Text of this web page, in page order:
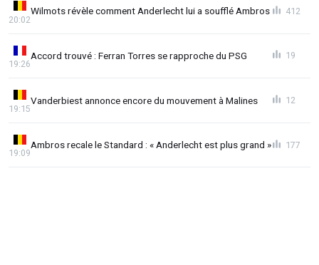
Wilmots révèle comment Anderlecht lui a soufflé Ambros
20:02
412
Accord trouvé : Ferran Torres se rapproche du PSG
19:26
19
Vanderbiest annonce encore du mouvement à Malines
19:15
12
Ambros recale le Standard : « Anderlecht est plus grand »
19:09
177